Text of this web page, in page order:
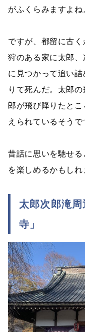
がふくらみますよね
ですが、都留に古
狩のある家に太郎
に見つかって追い
りて死んだ。太郎
郎が飛び降りたと
えられているそうで
昔話に思いを馳せ
を楽しめるかもしれ
太郎次郎滝
寺」